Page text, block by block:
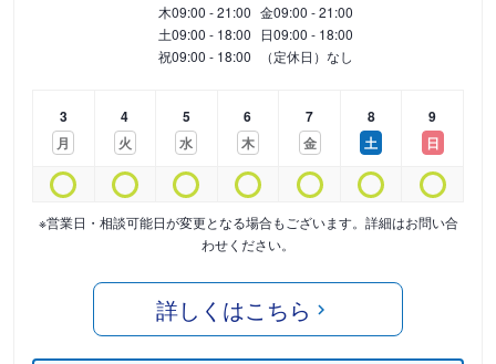
木09:00 - 21:00 金09:00 - 21:00
土09:00 - 18:00 日09:00 - 18:00
祝09:00 - 18:00 （定休日）なし
3
月
4
火
5
水
6
木
7
金
8
土
9
日
※営業日・相談可能日が変更となる場合もございます。詳細はお問い合
わせください。
詳しくはこちら